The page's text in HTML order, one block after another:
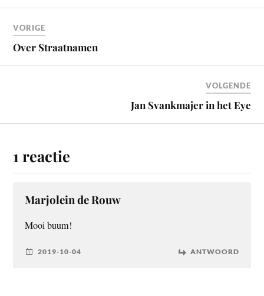
VORIGE
Over Straatnamen
VOLGENDE
Jan Svankmajer in het Eye
1 reactie
Marjolein de Rouw
Mooi buum!
2019-10-04 ANTWOORD